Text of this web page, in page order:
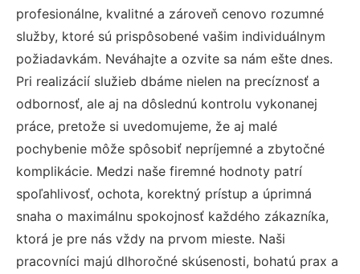
profesionálne, kvalitné a zároveň cenovo rozumné
služby, ktoré sú prispôsobené vašim individuálnym
požiadavkám. Neváhajte a ozvite sa nám ešte dnes.
Pri realizácií služieb dbáme nielen na precíznosť a
odbornosť, ale aj na dôslednú kontrolu vykonanej
práce, pretože si uvedomujeme, že aj malé
pochybenie môže spôsobiť nepríjemné a zbytočné
komplikácie. Medzi naše firemné hodnoty patrí
spoľahlivosť, ochota, korektný prístup a úprimná
snaha o maximálnu spokojnosť každého zákazníka,
ktorá je pre nás vždy na prvom mieste. Naši
pracovníci majú dlhoročné skúsenosti, bohatú prax a